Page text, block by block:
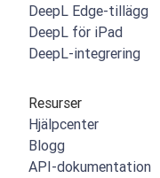
DeepL Edge-tillägg
DeepL för iPad
DeepL-integrering
Resurser
Hjälpcenter
Blogg
API-dokumentation